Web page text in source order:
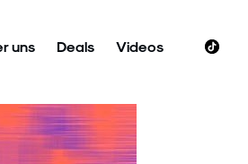
uns Deals Videos